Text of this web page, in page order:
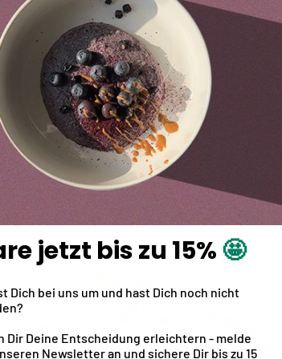
Vor und nach dem Backen
Mitte des Bildes, um zusehen, wie die
und wie saftig sie nach dem Backen aussieht.
jetzt bis zu 15%🤩
Dich bei uns um und hast Dich noch nicht
Dir Deine Entscheidung erleichtern - melde
Newsletteran und sichere Dir bis zu 15